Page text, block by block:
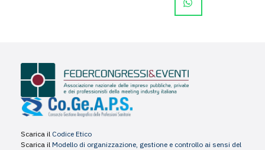
Scarica il Codice Etico
Scarica il Modello di organizzazione, gestione e controllo ai sensi del